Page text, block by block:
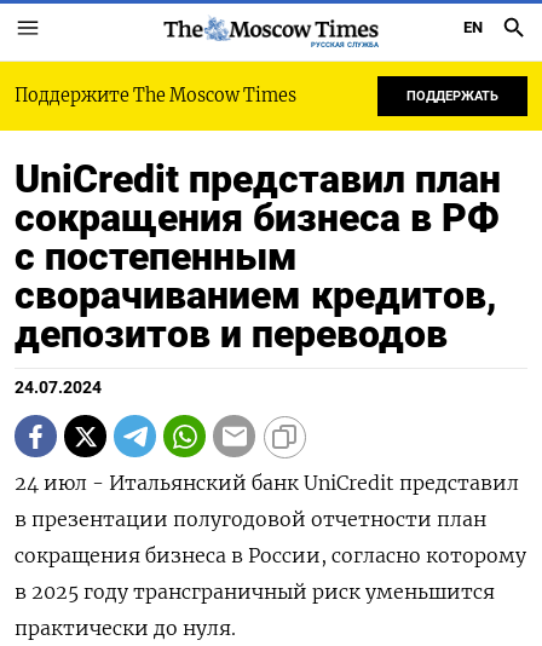
РУССКАЯ СЛУЖБА
EN
Поддержите The Moscow Times ПОДДЕРЖАТЬ
UniCredit представил план
сокращения бизнеса в РФ
с постепенным
сворачиванием кредитов,
депозитов и переводов
24.07.2024
24 июл - Итальянский банк UniCredit представил
в презентации полугодовой отчетности план
сокращения бизнеса в России, согласно которому
в 2025 году трансграничный риск уменьшится
практически до нуля.